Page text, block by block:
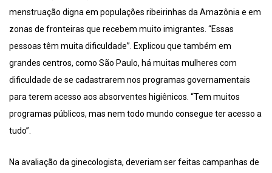
menstruação digna em populações ribeirinhas da Amazônia e em
zonas de fronteiras que recebem muito imigrantes. “Essas
pessoas têm muita dificuldade”. Explicou que também em
grandes centros, como São Paulo, há muitas mulheres com
dificuldade de se cadastrarem nos programas governamentais
para terem acesso aos absorventes higiênicos. “Tem muitos
programas públicos, mas nem todo mundo consegue ter acesso a
tudo”.
Na avaliação da ginecologista, deveriam ser feitas campanhas de